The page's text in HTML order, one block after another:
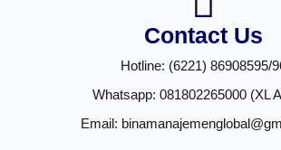
Contact Us
Hotline: (6221) 86908595/
Whatsapp: 081802265000 (XL
Email: